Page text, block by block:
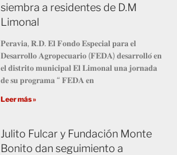
siembra a residentes de D.M
Limonal
𝐏𝐞𝐫𝐚𝐯𝐢𝐚, 𝐑.𝐃. 𝐄𝐥 𝐅𝐨𝐧𝐝𝐨 𝐄𝐬𝐩𝐞𝐜𝐢𝐚𝐥 𝐩𝐚𝐫𝐚 𝐞𝐥
𝐃𝐞𝐬𝐚𝐫𝐫𝐨𝐥𝐥𝐨 𝐀𝐠𝐫𝐨𝐩𝐞𝐜𝐮𝐚𝐫𝐢𝐨 (𝐅𝐄𝐃𝐀) 𝐝𝐞𝐬𝐚𝐫𝐫𝐨𝐥𝐥𝐨́ 𝐞𝐧
𝐞𝐥 𝐝𝐢𝐬𝐭𝐫𝐢𝐭𝐨 𝐦𝐮𝐧𝐢𝐜𝐢𝐩𝐚𝐥 𝐄𝐥 𝐋𝐢𝐦𝐨𝐧𝐚𝐥 𝐮𝐧𝐚 𝐣𝐨𝐫𝐧𝐚𝐝𝐚
𝐝𝐞 𝐬𝐮 𝐩𝐫𝐨𝐠𝐫𝐚𝐦𝐚 “ 𝐅𝐄𝐃𝐀 𝐞𝐧
Leer más »
Julito Fulcar y Fundación Monte
Bonito dan seguimiento a